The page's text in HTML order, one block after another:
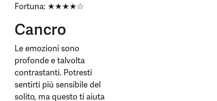
Fortuna: ★★★★☆
Cancro
Le emozioni sono
profonde e talvolta
contrastanti. Potresti
sentirti più sensibile del
solito, ma questo ti aiuta